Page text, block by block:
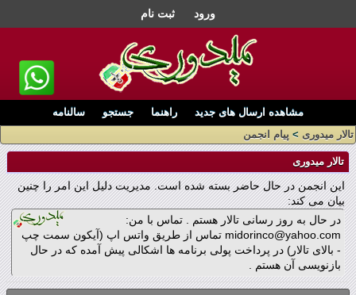
ورود ثبت نام
مشاهده ارسال های جدید راهنما جستجو
سالنامه
تالار میدوری > پیام انجمن
تالار میدوری
این انجمن در حال حاضر بسته شده است. مدیریت دلیل این امر را چنین
بیان می کند:
در حال به روز رسانی تالار هستم . تماس با من:
midorinco@yahoo.com تماس از طریق واتس اپ (آیکون سمت چپ
- بالای تالار) در پرداخت پولی برنامه ها اشکالی پیش آمده که در حال
بازنویسی آن هستم .